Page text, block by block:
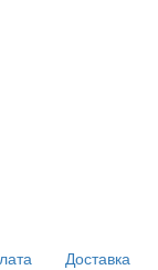
Доставка